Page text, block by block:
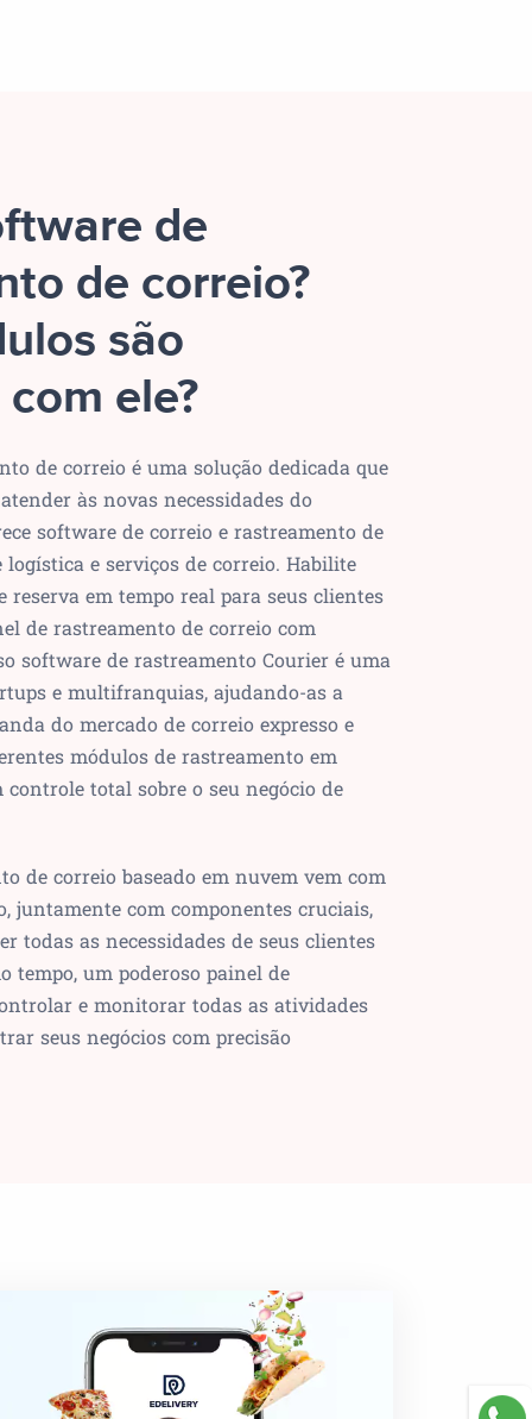
de
de correio?
são
ele?
de correio é uma solução dedicada que
às novas necessidades do
software de correio e rastreamento de
logística e serviços de correio. Habilite
reserva em tempo real para seus clientes
de rastreamento de correio com
software de rastreamento Courier é uma
e multifranquias, ajudando-as a
do mercado de correio expresso e
módulos de rastreamento em
total sobre o seu negócio de
de correio baseado em nuvem vem com
juntamente com componentes cruciais,
todas as necessidades de seus clientes
tempo, um poderoso painel de
e monitorar todas as atividades
seus negócios com precisão